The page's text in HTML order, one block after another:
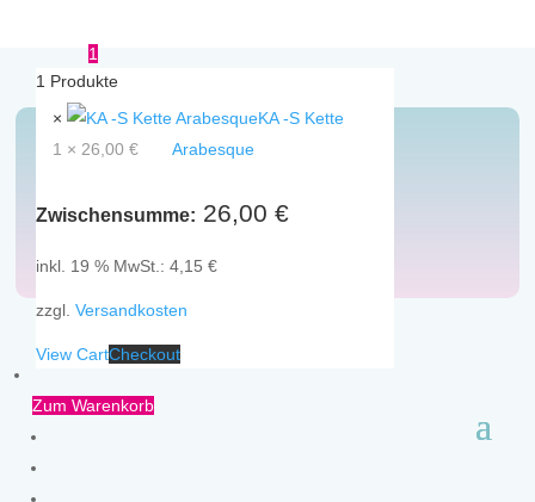
1
1 Produkte
×
KA -S Kette
Arabesque
1 × 26,00 €
Zwischensumme: 26,00 €
inkl. 19 % MwSt.: 4,15 €
zzgl. Versandkosten
View CartCheckout
Ketten
Zum Warenkorb